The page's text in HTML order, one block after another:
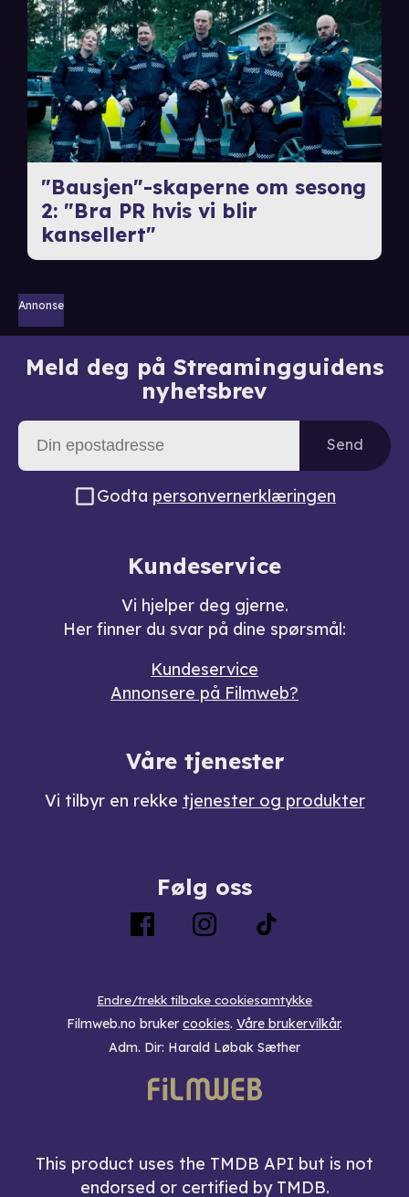
"Bausjen"-skaperne om sesong
2: "Bra PR hvis vi blir
kansellert"
Annonse
Meld deg på Streamingguidens
nyhetsbrev
Send
Godta personvernerklæringen
Kundeservice
Vi hjelper deg gjerne.
Her finner du svar på dine spørsmål:
Kundeservice
Annonsere på Filmweb?
Våre tjenester
Vi tilbyr en rekke tjenester og produkter
Følg oss
Endre/trekk tilbake cookiesamtykke
Filmweb.no bruker cookies. Våre brukervilkår.
Adm. Dir: Harald Løbak Sæther
This product uses the TMDB API but is not
endorsed or certified by TMDB.